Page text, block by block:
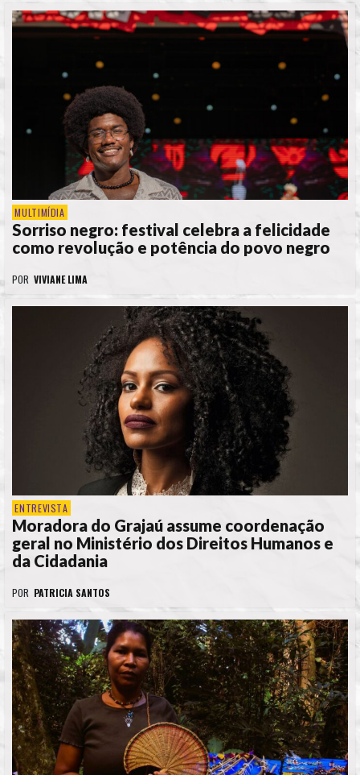
MULTIMÍDIA
Sorriso negro: festival celebra a felicidade
como revolução e potência do povo negro
POR VIVIANE LIMA
ENTREVISTA
Moradora do Grajaú assume coordenação
geral no Ministério dos Direitos Humanos e
da Cidadania
POR PATRICIA SANTOS